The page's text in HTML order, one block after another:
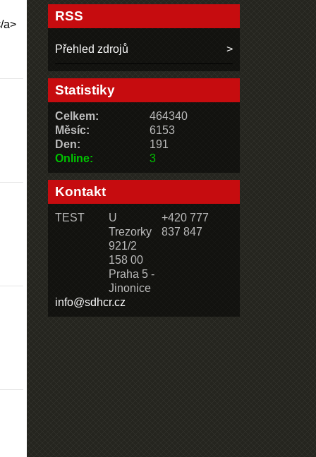
a>
RSS
Přehled zdrojů
Statistiky
Online: 3
Celkem:
464340
Měsíc:
6153
Den:
191
Kontakt
TEST
U
Trezorky
921/2
158 00
Praha 5 -
Jinonice
+420 777
837 847
info@sdhcr.cz